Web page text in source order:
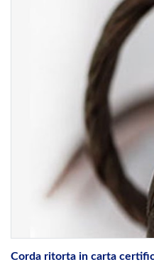
Corda ritorta in carta